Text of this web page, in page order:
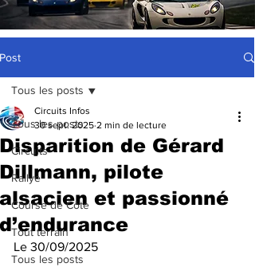
Post
Tous les posts
Circuits
Rallye
Course de Côte
Tout terrain
Tous les posts
Tous les posts
Disparition de Gérard
Dillmann, pilote
alsacien et passionné
d’endurance
Circuits Infos
30 sept. 2025 2 min de lecture
Le 30/09/2025